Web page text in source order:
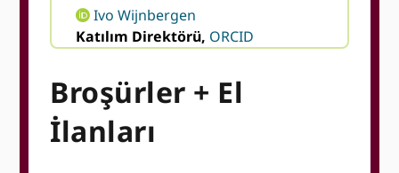
Ivo Wijnbergen
Katılım Direktörü, ORCID
Broşürler + El
İlanları